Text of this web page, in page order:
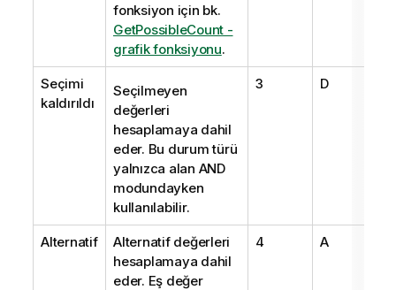
fonksiyon için bk.
GetPossibleCount -
grafik fonksiyonu.
Seçimi
kaldırıldı
Seçilmeyen
değerleri
hesaplamaya dahil
eder. Bu durum türü
yalnızca alan AND
modundayken
kullanılabilir.
3 D
Alternatif
Alternatif değerleri
hesaplamaya dahil
eder. Eş değer
4 A